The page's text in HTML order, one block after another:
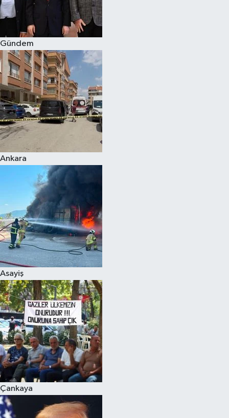
Gündem
Ankara
Asayiş
Çankaya
Burç Yorumları
Çocuk
Eğitim
Hava Durumu
Kadın
Kim kimdir?
Kültür Sanat
Sağlık
Siyaset
Teknoloji
Televizyon
Yaşam-Çevre